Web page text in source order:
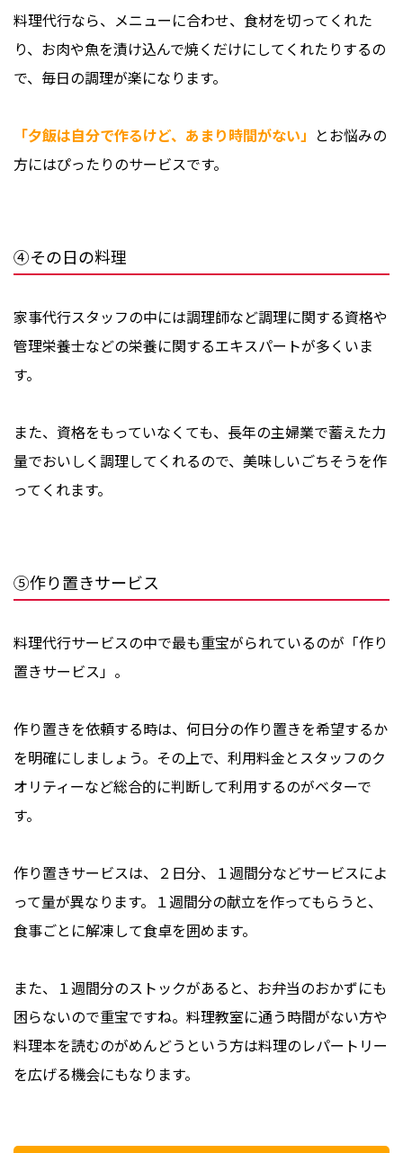
料理代行なら、メニューに合わせ、食材を切ってくれた
り、お肉や魚を漬け込んで焼くだけにしてくれたりするの
で、毎日の調理が楽になります。
「夕飯は自分で作るけど、あまり時間がない」 とお悩みの
方にはぴったりのサービスです。
④その日の料理
家事代行スタッフの中には調理師など調理に関する資格や
管理栄養士などの栄養に関するエキスパートが多くいま
す。
また、資格をもっていなくても、長年の主婦業で蓄えた力
量でおいしく調理してくれるので、美味しいごちそうを作
ってくれます。
⑤作り置きサービス
料理代行サービスの中で最も重宝がられているのが「作り
置きサービス」。
作り置きを依頼する時は、何日分の作り置きを希望するか
を明確にしましょう。その上で、利用料金とスタッフのク
オリティーなど総合的に判断して利用するのがベターで
す。
作り置きサービスは、２日分、１週間分などサービスによ
って量が異なります。１週間分の献立を作ってもらうと、
食事ごとに解凍して食卓を囲めます。
また、１週間分のストックがあると、お弁当のおかずにも
困らないので重宝ですね。料理教室に通う時間がない方や
料理本を読むのがめんどうという方は料理のレパートリー
を広げる機会にもなります。